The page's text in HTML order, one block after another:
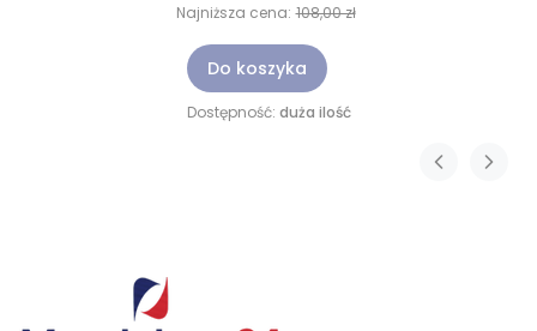
Najniższa cena: 108,00 zł
Do koszyka
Dostępność: duża ilość